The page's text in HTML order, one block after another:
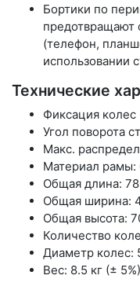
Бортики по
предотвращают
(телефон,
использовании
Технические
Фиксация колес
Угол поворота
Макс.
Материал рамы:
Общая длина:
Общая ширина:
Общая высота:
Количество
Диаметр колес:
Вес: 8.5 кг (± 5%)